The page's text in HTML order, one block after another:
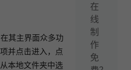
其主界面众多功
并点击进入，点
本地文件夹中选
在
线
制
作
免